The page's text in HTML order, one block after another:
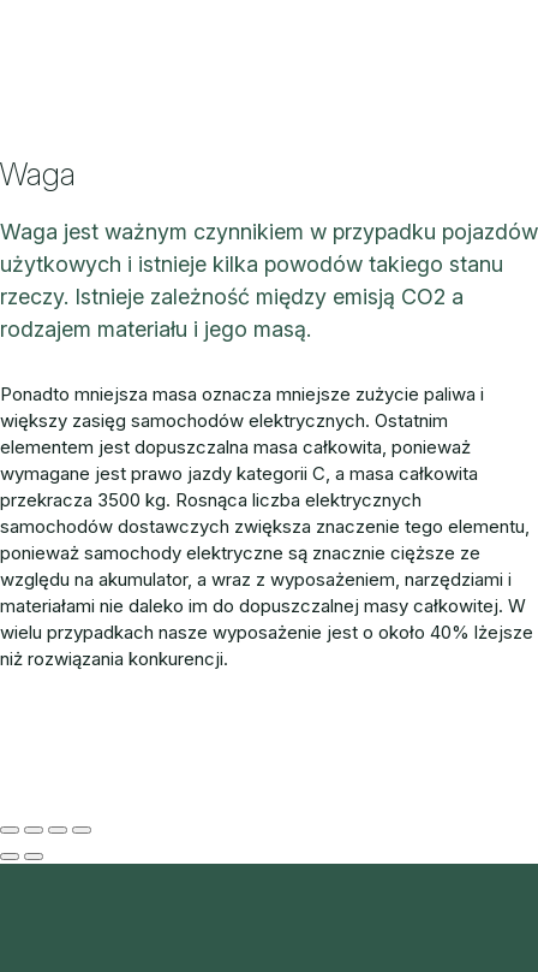
Waga
Waga jest ważnym czynnikiem w przypadku pojazdów
użytkowych i istnieje kilka powodów takiego stanu
rzeczy. Istnieje zależność między emisją CO2 a
rodzajem materiału i jego masą.
Ponadto mniejsza masa oznacza mniejsze zużycie paliwa i
większy zasięg samochodów elektrycznych. Ostatnim
elementem jest dopuszczalna masa całkowita, ponieważ
wymagane jest prawo jazdy kategorii C, a masa całkowita
przekracza 3500 kg. Rosnąca liczba elektrycznych
samochodów dostawczych zwiększa znaczenie tego elementu,
ponieważ samochody elektryczne są znacznie cięższe ze
względu na akumulator, a wraz z wyposażeniem, narzędziami i
materiałami nie daleko im do dopuszczalnej masy całkowitej. W
wielu przypadkach nasze wyposażenie jest o około 40% lżejsze
niż rozwiązania konkurencji.